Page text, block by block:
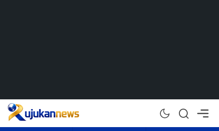
Rujukan News
Satu Rujukan Sejuta Informasi